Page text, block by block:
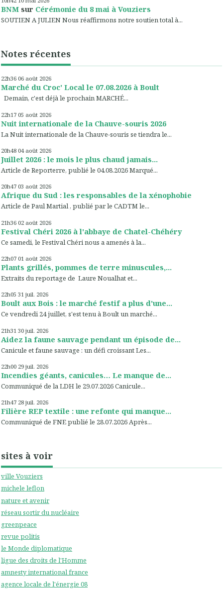
BNM sur Cérémonie du 8 mai à Vouziers
SOUTIEN A JULIEN Nous réaffirmons notre soutien total à...
Notes récentes
22h36 06 août 2026
Marché du Croc' Local le 07.08.2026 à Boult
Demain, c'est déjà le prochain MARCHÉ...
22h17 05 août 2026
Nuit internationale de la Chauve-souris 2026
La Nuit internationale de la Chauve-souris se tiendra le...
20h48 04 août 2026
Juillet 2026 : le mois le plus chaud jamais...
Article de Reporterre, publié le 04.08.2026 Marqué...
20h47 03 août 2026
Afrique du Sud : les responsables de la xénophobie
Article de Paul Martial , publié par le CADTM le...
21h36 02 août 2026
Festival Chéri 2026 à l'abbaye de Chatel-Chéhéry
Ce samedi, le Festival Chéri nous a amenés à la...
22h07 01 août 2026
Plants grillés, pommes de terre minuscules,...
Extraits du reportage de Laure Noualhat et...
22h05 31 juil. 2026
Boult aux Bois : le marché festif a plus d'une...
Ce vendredi 24 juillet, s'est tenu à Boult un marché...
21h31 30 juil. 2026
Aidez la faune sauvage pendant un épisode de...
Canicule et faune sauvage : un défi croissant Les...
22h00 29 juil. 2026
Incendies géants, canicules… Le manque de...
Communiqué de la LDH le 29.07.2026 Canicule...
21h47 28 juil. 2026
Filière REP textile : une refonte qui manque...
Communiqué de FNE publié le 28.07.2026 Après...
sites à voir
ville Vouziers
michele leflon
nature et avenir
réseau sortir du nucléaire
greenpeace
revue politis
le Monde diplomatique
ligue des droits de l'Homme
amnesty international france
agence locale de l'énergie 08